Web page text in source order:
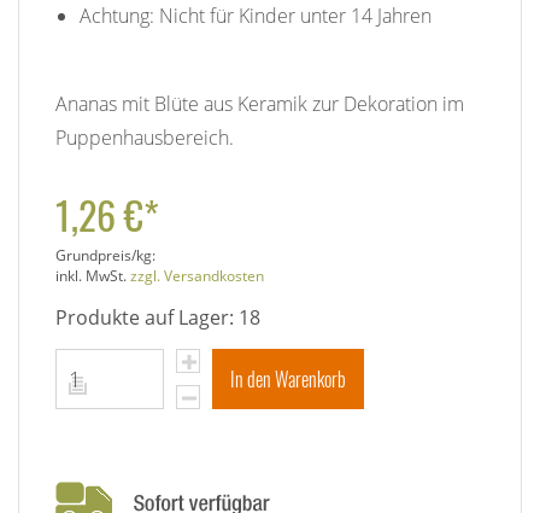
Achtung: Nicht für Kinder unter 14 Jahren
Ananas mit Blüte aus Keramik zur Dekoration im
Puppenhausbereich.
1,26 €*
Grundpreis/kg:
inkl. MwSt.zzgl. Versandkosten
Produkte auf Lager: 18
In den Warenkorb